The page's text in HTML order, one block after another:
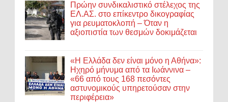
Πρώην συνδικαλιστικό στέλεχος της
ΕΛ.ΑΣ. στο επίκεντρο δικογραφίας
για ρευματοκλοπή – Όταν η
αξιοπιστία των θεσμών δοκιμάζεται
«Η Ελλάδα δεν είναι μόνο η Αθήνα»:
Ηχηρό μήνυμα από τα Ιωάννινα –
«66 από τους 168 πεσόντες
αστυνομικούς υπηρετούσαν στην
περιφέρεια»